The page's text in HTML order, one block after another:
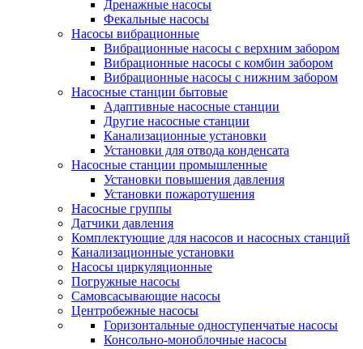
Дренажные насосы
Фекальные насосы
Насосы вибрационные
Вибрационные насосы с верхним забором
Вибрационные насосы с комбин забором
Вибрационные насосы с нижним забором
Насосные станции бытовые
Адаптивные насосные станции
Другие насосные станции
Канализационные установки
Установки для отвода конденсата
Насосные станции промышленные
Установки повышения давления
Установки пожаротушения
Насосные группы
Датчики давления
Комплектующие для насосов и насосных станций
Канализационные установки
Насосы циркуляционные
Погружные насосы
Самовсасывающие насосы
Центробежные насосы
Горизонтальные одноступенчатые насосы
Консольно-моноблочные насосы